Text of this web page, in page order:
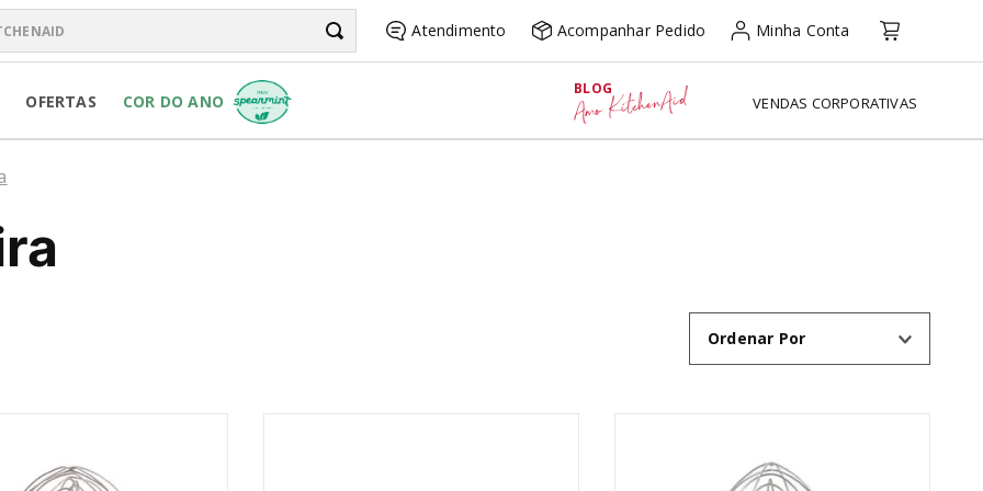
POWER
Atendimento Acompanhar Pedido Minha Conta
OFERTAS COR DO ANO
BLOG
Amo KitchenAid VENDAS CORPORATIVAS
Ordenar Por